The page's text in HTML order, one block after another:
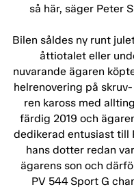
så här, säger Peter
Bilen såldes ny runt
åttiotalet eller
nuvarande ägaren
helrenovering på
ren kaross med
färdig 2019 och
dedikerad entusiast till
hans dotter redan
ägarens son och
PV 544 Sport G